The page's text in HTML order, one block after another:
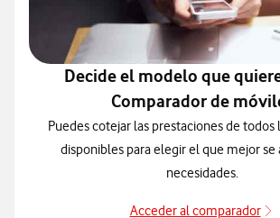
Decide el modelo que
Comparador de
Puedes cotejar las prestaciones de
disponibles para elegir el que mejor se
necesidades.
Acceder al comparador